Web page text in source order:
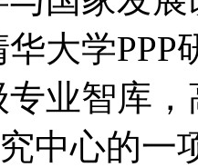
大学PPP
业智库
中心的